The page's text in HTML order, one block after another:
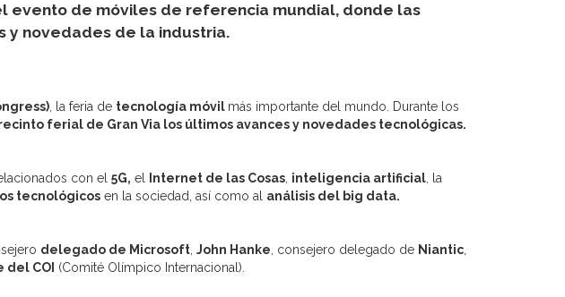
evento de móviles de referencia mundial, donde las
y novedades de la industria.
, la feria de tecnología móvil más importante del mundo. Durante los
ferial de Gran Via los últimos avances y novedades tecnológicas.
con el 5G, el Internet de las Cosas inteligencia artificial , la
tecnológicos en la sociedad, así como al análisis del big data.
delegado de Microsoft John Hanke , consejero delegado de Niantic
COI (Comité Olímpico Internacional).